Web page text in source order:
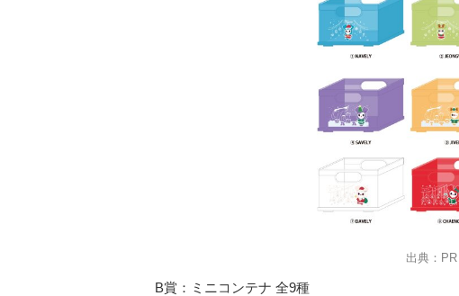
出典：
B賞：ミニコンテナ 全9種